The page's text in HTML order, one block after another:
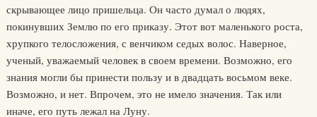
скрывающее лицо пришельца. Он часто думал о людях,
покинувших Землю по его приказу. Этот вот маленького роста,
хрупкого телосложения, с венчиком седых волос. Наверное,
ученый, уважаемый человек в своем времени. Возможно, его
знания могли бы принести пользу и в двадцать восьмом веке.
Возможно, и нет. Впрочем, это не имело значения. Так или
иначе, его путь лежал на Луну.